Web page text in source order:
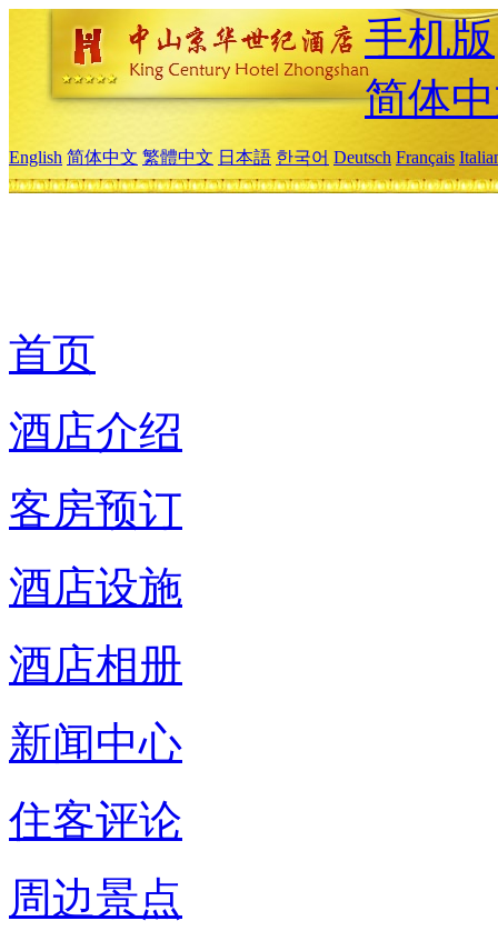
手机版
简体
English 简体中文 繁體中文 日本語 한국어 Deutsch Français
首页
酒店介绍
客房预订
酒店设施
酒店相册
新闻中心
住客评论
周边景点